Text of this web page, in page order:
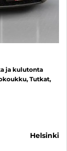
ja kulutonta
Tutkat,
helsinki